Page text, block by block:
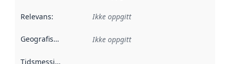
Relevans: Ikke oppgitt
Geografisk avgrensning :
Ikke oppgitt
Tidsmessig avgrensning